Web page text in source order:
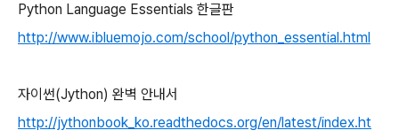
Python Language Essentials 한글판
http://www.ibluemojo.com/school/python_essential.html
자이썬(Jython) 완벽 안내서
http://jythonbook_ko.readthedocs.org/en/latest/index.ht